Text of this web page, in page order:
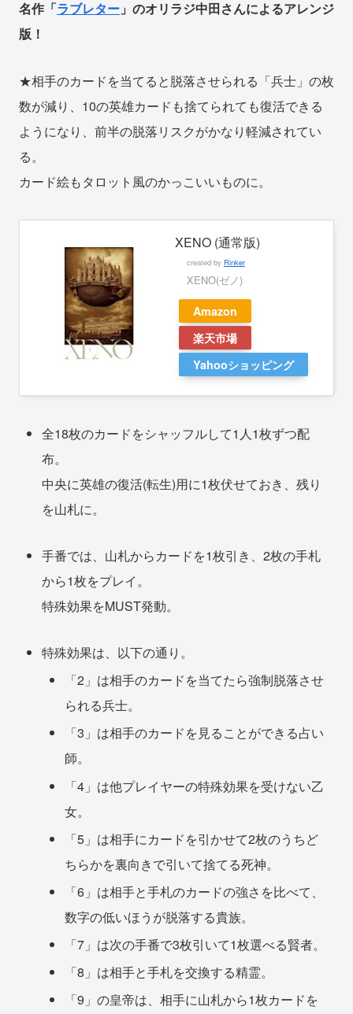
名作「ラブレター 」のオリラジ中田さんによるアレンジ
版！
★相手のカードを当てると脱落させられる「兵士」の枚
数が減り、10の英雄カードも捨てられても復活できる
ようになり、前半の脱落リスクがかなり軽減されてい
る。
カード絵もタロット風のかっこいいものに。
XENO (通常版)
created by Rinker
XENO(ゼノ)
Amazon
楽天市場
Yahooショッピング
全18枚のカードをシャッフルして1人1枚ずつ配
布。
中央に英雄の復活(転生)用に1枚伏せておき、残り
を山札に。
手番では、山札からカードを1枚引き、2枚の手札
から1枚をプレイ。
特殊効果をMUST発動。
特殊効果は、以下の通り。
「2」は相手のカードを当てたら強制脱落させ
られる兵士。
「3」は相手のカードを見ることができる占い
師。
「4」は他プレイヤーの特殊効果を受けない乙
女。
「5」は相手にカードを引かせて2枚のうちど
ちらかを裏向きで引いて捨てる死神。
「6」は相手と手札のカードの強さを比べて、
数字の低いほうが脱落する貴族。
「7」は次の手番で3枚引いて1枚選べる賢者。
「8」は相手と手札を交換する精霊。
「9」の皇帝は、相手に山札から1枚カードを